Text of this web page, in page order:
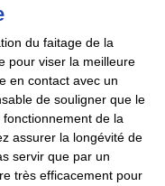
du faitage de la
pour viser la meilleure
en contact avec un
de souligner que le
de la
assurer la longévité de
servir que par un
très efficacement pour